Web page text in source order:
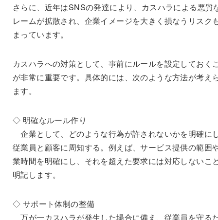
さらに、近年はSNSの発達により、カスハラによる悪質
レームが拡散され、企業イメージを大きく損なうリスク
まっています。
カスハラへの対策として、事前にルールを設定しておく
が非常に重要です。具体的には、次のような方法が考え
ます。
◇ 明確なルール作り
企業として、どのような行為が許されないかを明確に
従業員と顧客に周知する。例えば、サービス提供の範囲
業時間を明確にし、それを超えた要求には対応しないこ
明記します。
◇ サポート体制の整備
万が一カスハラが発生した場合に備え、従業員を守る